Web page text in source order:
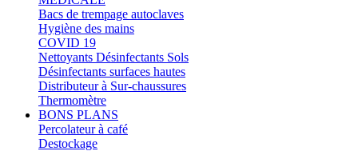
Bacs de trempage autoclaves
Hygiène des mains
COVID 19
Nettoyants Désinfectants Sols
Désinfectants surfaces hautes
Distributeur à Sur-chaussures
Thermomètre
BONS PLANS
Percolateur à café
Destockage